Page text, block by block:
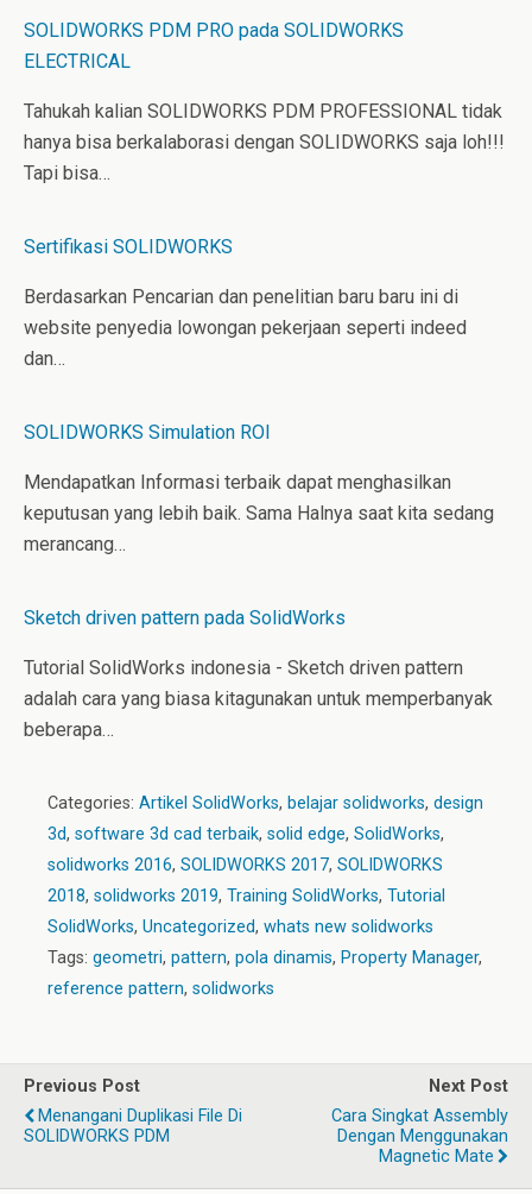
SOLIDWORKS PDM PRO pada SOLIDWORKS
ELECTRICAL
Tahukah kalian SOLIDWORKS PDM PROFESSIONAL tidak
hanya bisa berkalaborasi dengan SOLIDWORKS saja loh!!!
Tapi bisa…
Sertifikasi SOLIDWORKS
Berdasarkan Pencarian dan penelitian baru baru ini di
website penyedia lowongan pekerjaan seperti indeed
dan…
SOLIDWORKS Simulation ROI
Mendapatkan Informasi terbaik dapat menghasilkan
keputusan yang lebih baik. Sama Halnya saat kita sedang
merancang…
Sketch driven pattern pada SolidWorks
Tutorial SolidWorks indonesia - Sketch driven pattern
adalah cara yang biasa kitagunakan untuk memperbanyak
beberapa…
Categories: Artikel SolidWorks, belajar solidworks, design
3d, software 3d cad terbaik, solid edge, SolidWorks,
solidworks 2016, SOLIDWORKS 2017, SOLIDWORKS
2018, solidworks 2019, Training SolidWorks, Tutorial
SolidWorks, Uncategorized, whats new solidworks
Tags: geometri, pattern, pola dinamis, Property Manager,
reference pattern, solidworks
Previous Post
Menangani Duplikasi File Di
SOLIDWORKS PDM
Next Post
Cara Singkat Assembly
Dengan Menggunakan
Magnetic Mate